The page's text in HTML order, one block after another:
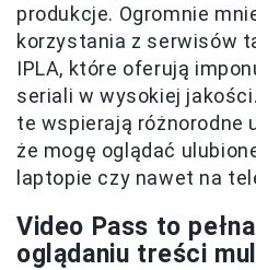
produkcje. Ogromnie
korzystania z serwisów
IPLA, które oferują
seriali w wysokiej
te wspierają różnorodne
że mogę oglądać
laptopie czy nawet na
Video Pass to
oglądaniu treści